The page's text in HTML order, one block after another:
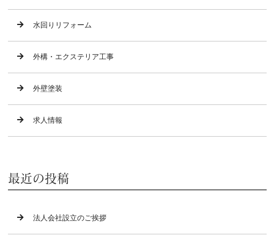
水回りリフォーム
外構・エクステリア工事
外壁塗装
求人情報
最近の投稿
法人会社設立のご挨拶